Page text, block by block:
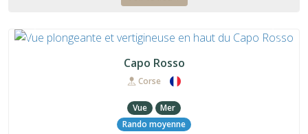
Précédent
Capo Rosso
Corse
Vue
Mer
Rando moyenne